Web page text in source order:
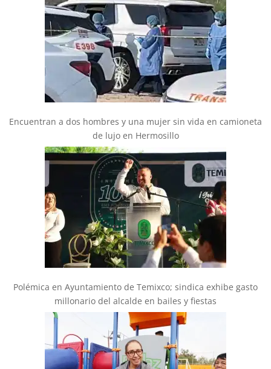
Encuentran a dos hombres y una mujer sin vida en camioneta
de lujo en Hermosillo
Polémica en Ayuntamiento de Temixco; sindica exhibe gasto
millonario del alcalde en bailes y fiestas